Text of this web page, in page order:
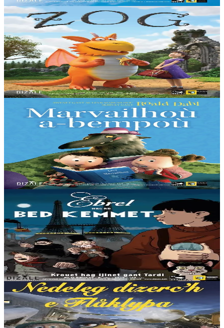
3 ans et plus
Dizale
Zog
Zog est un jeune dragon passionné mais maladroit. À l'école des
dragons, il apprend à voler, à rugir, à cracher du feu et à combattre.
Et enfin, pour parachever...
En stock15,00 €
Un conte peut en cacher un autre
Comment réinventer les contes de fées avec humour et intelligence...
Imaginons que Le Petit Chaperon Rouge et Blanche-Neige soient de
vieilles copines......
En stock15,00 €
Dizale
Avril et le monde truqué
1941. Le monde est radicalement différent de celui décrit par
l’Histoire habituelle. Napoléon V règne sur la France, où, comme
partout sur le globe, depuis 70...
En stock15,00 €
6 ans et plus
Dizale
De la neige pour Noël